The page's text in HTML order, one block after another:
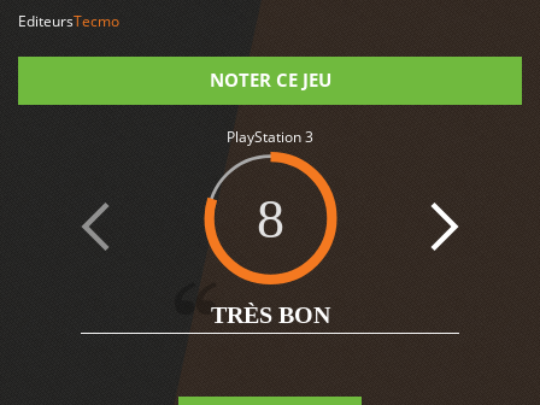
EditeursTecmo
NOTER CE JEU
PlayStation 3
8
TRÈS BON